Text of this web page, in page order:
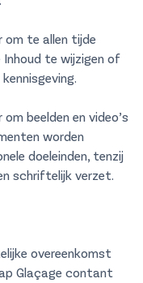
om te allen tijde
Inhoud te wijzigen of
beelden en video’s
worden
doeleinden, tenzij
schriftelijk verzet.
overeenkomst
Glaçage contant